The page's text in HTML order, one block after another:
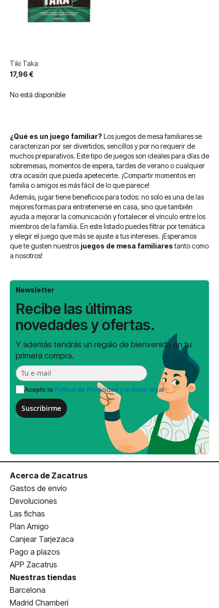
Tiki Taka
17,96 €
No está disponible
¿Qué es un juego familiar? Los juegos de mesa familiares se
caracterizan por ser divertidos, sencillos y por no requerir de
muchos preparativos. Este tipo de juegos son ideales para días de
sobremesas, momentos de espera, tardes de verano o cualquier
otra ocasión que pueda apetecerte. ¡Compartir momentos en
familia o amigos es más fácil de lo que parece!
Además, jugar tiene beneficios para todos: no solo es una de las
mejores formas para entretenerse en casa, sino que también
ayuda a mejorar la comunicación y fortalecer el vínculo entre los
miembros de la familia. En este listado puedes filtrar por temática
y elegir el juego que más se ajuste a tus intereses. ¡Esperamos
que te gusten nuestros juegos de mesa familiarestanto como
a nosotros!
Newsletter
Recibe las últimas
novedades y ofertas.
Y además tendrás un regalo de bienvenida en tu
primera compra.
Acepto la Política de Privacidad y el Aviso legal
Suscribirme
Acerca de Zacatrus
Gastos de envío
Devoluciones
Las fichas
Plan Amigo
Canjear Tarjezaca
Pago a plazos
APP Zacatrus
Nuestras tiendas
Barcelona
Madrid Chamberí